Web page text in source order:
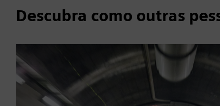
Descubra como outras